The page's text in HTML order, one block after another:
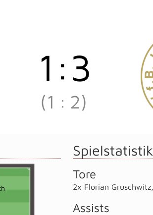
1 :3
(1 : 2)
Spielstatistik
Tore
2x Florian Gruschwitz
Assists